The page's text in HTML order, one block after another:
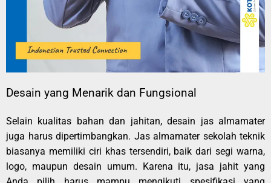
Desain yang Menarik dan Fungsional
Selain kualitas bahan dan jahitan, desain jas almamater
juga harus dipertimbangkan. Jas almamater sekolah teknik
biasanya memiliki ciri khas tersendiri, baik dari segi warna,
logo, maupun desain umum. Karena itu, jasa jahit yang